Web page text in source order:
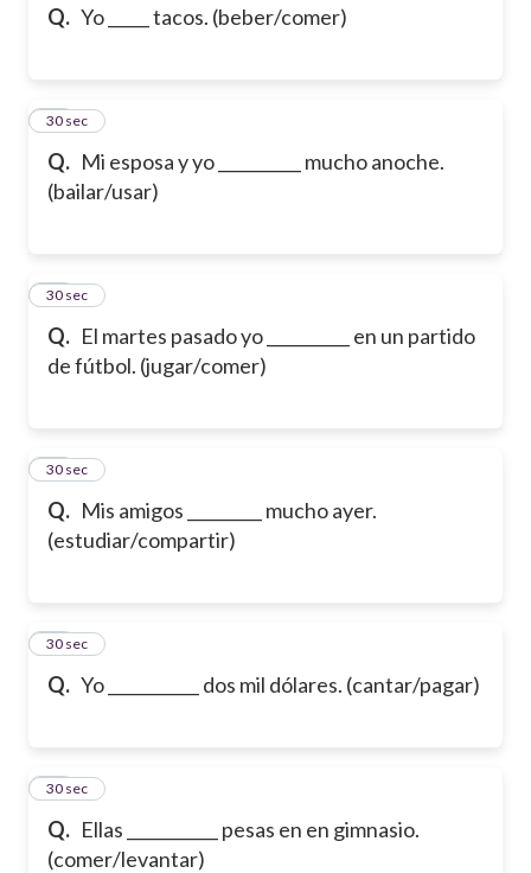
Q. Yo _____ tacos. (beber/comer)
Q. Mi esposa y yo __________ mucho anoche.
(bailar/usar)
15
30 sec
Q. El martes pasado yo __________ en un partido
de fútbol. (jugar/comer)
16
30 sec
Q. Mis amigos _________ mucho ayer.
(estudiar/compartir)
17
30 sec
Q. Yo ___________ dos mil dólares. (cantar/pagar)
18
30 sec
Q. Ellas ___________ pesas en en gimnasio.
(comer/levantar)
19
30 sec